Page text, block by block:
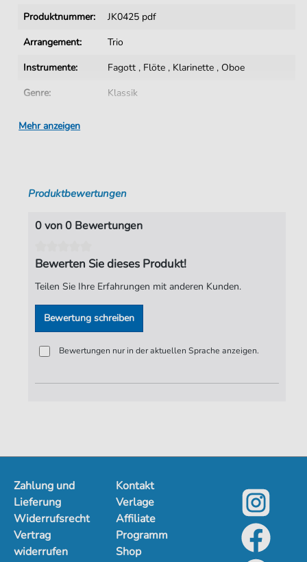
Produktnummer:
JK0425 pdf
Arrangement:
Trio
Instrumente:
Fagott , Flöte , Klarinette ,Oboe
Genre:
Klassik
Ära:
Autoren:
Mozart
Seiten:
6
Verlag:
Jürgen Knuth
Mehr anzeigen
Produktbewertungen
0 von 0 Bewertungen
Bewerten Sie dieses Produkt!
Teilen Sie Ihre Erfahrungen mit anderen Kunden.
Bewertung schreiben
Bewertungen nur in der aktuellen Sprache anzeigen.
Zahlung und
Lieferung
Widerrufsrecht
Vertrag
widerrufen
Kontakt
Verlage
Affiliate
Programm
Shop